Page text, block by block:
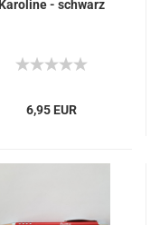
Karoline - schwarz
6,95 EUR